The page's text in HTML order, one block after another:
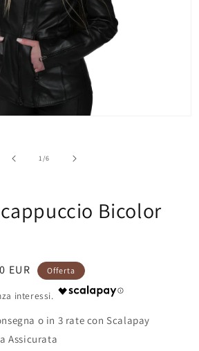
1/su
6
Bicolor
EUR Offerta
o in 3 rate con Scalapay
Assicurata